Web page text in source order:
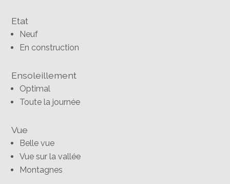
Etat
Neuf
En construction
Ensoleillement
Optimal
Toute la journée
Vue
Belle vue
Vue sur la vallée
Montagnes